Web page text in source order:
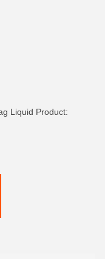
Liquid Product: